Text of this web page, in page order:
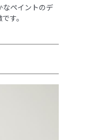
なペイントのデ
す。